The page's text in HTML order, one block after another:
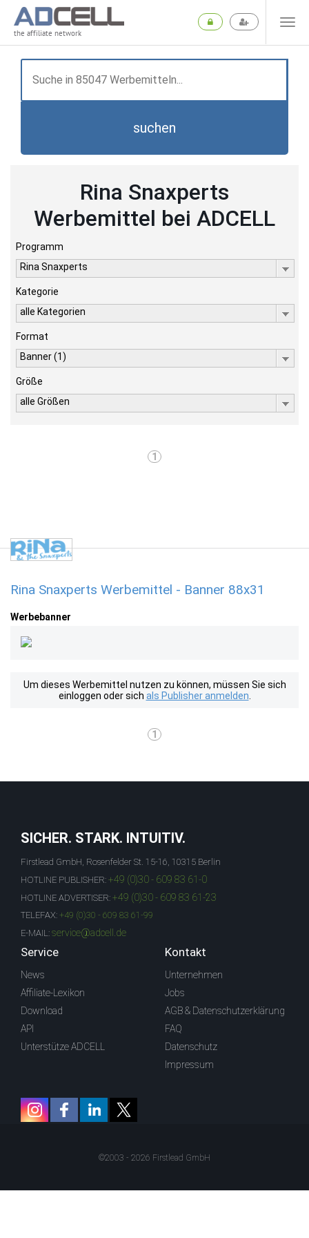
the affiliate network
suchen
Rina Snaxperts
Werbemittel bei ADCELL
Programm
Rina Snaxperts
Kategorie
alle Kategorien
Format
Banner (1)
Größe
alle Größen
1
Rina Snaxperts Werbemittel - Banner 88x31
Werbebanner
Um dieses Werbemittel nutzen zu können, müssen Sie sich
einloggen oder sich als Publisher anmelden
1
SICHER. STARK. INTUITIV.
Firstlead GmbH, Rosenfelder St. 15-16, 10315 Berlin
HOTLINE PUBLISHER: +49 (0)30 - 609 83 61-0
HOTLINE ADVERTISER: +49 (0)30 - 609 83 61-23
TELEFAX: +49 (0)30 - 609 83 61-99
E-MAIL: service@adcell.de
Service
News
Affiliate-Lexikon
Download
API
Unterstütze ADCELL
Kontakt
Unternehmen
Jobs
AGB & Datenschutzerklärung
FAQ
Datenschutz
Impressum
©2003 - 2026 Firstlead GmbH